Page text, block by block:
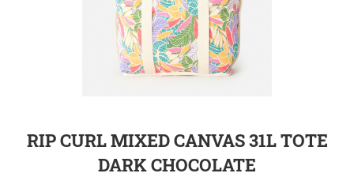
RIP CURL MIXED CANVAS 31L TOTE
DARK CHOCOLATE
ZUR DETAILSEITE